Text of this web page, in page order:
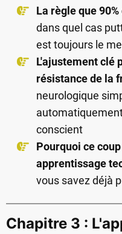
La règle que
dans quel cas
est toujours le
L'ajustement clé
résistance de la
neurologique
conscient
Pourquoi ce
apprentissage
vous savez déjà
Chapitre 3 :